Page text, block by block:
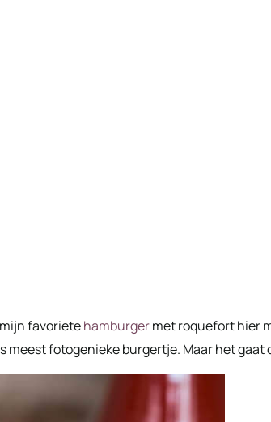
favorietehamburgermet roquefort hier
meest fotogenieke burgertje. Maar het gaat